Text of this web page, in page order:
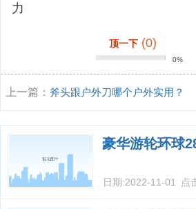
力
顶一下 (0)
0%
上一篇： 斧头跟户外刀哪个户外实用？
豪华游轮环球
日期:2022-11-01 点